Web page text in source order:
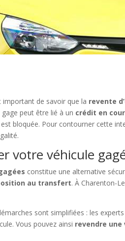
important de savoir que la revente
gage peut être lié à un crédit en
bloquée. Pour contourner cette
votre véhicule
constitue une alternative
au transfert. À Charenton-
sont simplifiées : les
Vous pouvez ainsi revendre